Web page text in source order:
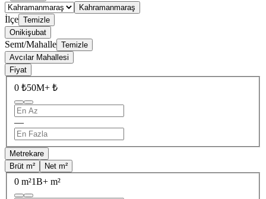
Kahramanmaraş
İlçe Temizle
Onikişubat
Semt/Mahalle Temizle
Avcılar Mahallesi
Fiyat
0 ₺50M+ ₺
—
Metrekare
Brüt m²
Net m²
0 m²1B+ m²